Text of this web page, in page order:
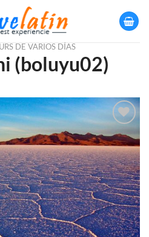
DE VARIOS DÍAS
(boluyu02)
Añadir
a la
lista
de
deseos